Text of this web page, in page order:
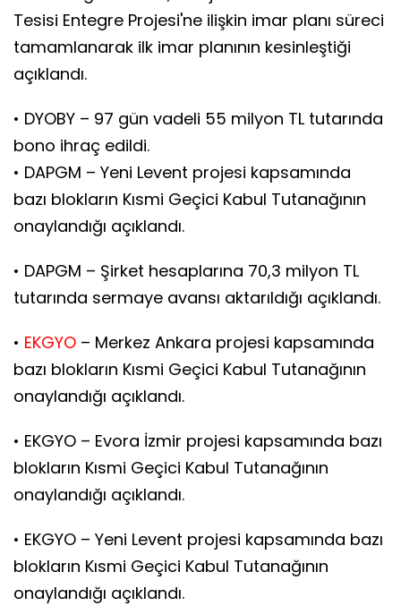
Tesisi Entegre Projesi'ne ilişkin imar planı süreci
tamamlanarak ilk imar planının kesinleştiği
açıklandı.
• DYOBY – 97 gün vadeli 55 milyon TL tutarında
bono ihraç edildi.
• DAPGM – Yeni Levent projesi kapsamında
bazı blokların Kısmi Geçici Kabul Tutanağının
onaylandığı açıklandı.
• DAPGM – Şirket hesaplarına 70,3 milyon TL
tutarında sermaye avansı aktarıldığı açıklandı.
• EKGYO – Merkez Ankara projesi kapsamında
bazı blokların Kısmi Geçici Kabul Tutanağının
onaylandığı açıklandı.
• EKGYO – Evora İzmir projesi kapsamında bazı
blokların Kısmi Geçici Kabul Tutanağının
onaylandığı açıklandı.
• EKGYO – Yeni Levent projesi kapsamında bazı
blokların Kısmi Geçici Kabul Tutanağının
onaylandığı açıklandı.